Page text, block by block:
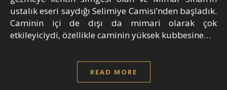
ustalık eseri saydığı Selimiye Camisi’nden başladık.
Caminin içi de dışı da mimari olarak çok
etkileyiciydi, özellikle caminin yüksek kubbesine…
READ MORE